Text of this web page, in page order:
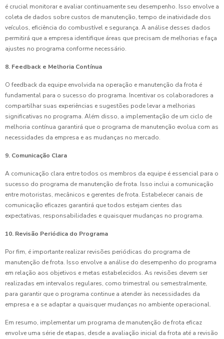
é crucial monitorar e avaliar continuamente seu desempenho. Isso envolve a
coleta de dados sobre custos de manutenção, tempo de inatividade dos
veículos, eficiência do combustível e segurança. A análise desses dados
permitirá que a empresa identifique áreas que precisam de melhorias e faça
ajustes no programa conforme necessário.
8. Feedback e Melhoria Contínua
O feedback da equipe envolvida na operação e manutenção da frota é
fundamental para o sucesso do programa. Incentivar os colaboradores a
compartilhar suas experiências e sugestões pode levar a melhorias
significativas no programa. Além disso, a implementação de um ciclo de
melhoria contínua garantirá que o programa de manutenção evolua com as
necessidades da empresa e as mudanças no mercado.
9. Comunicação Clara
A comunicação clara entre todos os membros da equipe é essencial para o
sucesso do programa de manutenção de frota. Isso inclui a comunicação
entre motoristas, mecânicos e gerentes de frota. Estabelecer canais de
comunicação eficazes garantirá que todos estejam cientes das
expectativas, responsabilidades e quaisquer mudanças no programa.
10. Revisão Periódica do Programa
Por fim, é importante realizar revisões periódicas do programa de
manutenção de frota. Isso envolve a análise do desempenho do programa
em relação aos objetivos e metas estabelecidos. As revisões devem ser
realizadas em intervalos regulares, como trimestral ou semestralmente,
para garantir que o programa continue a atender às necessidades da
empresa e a se adaptar a quaisquer mudanças no ambiente operacional.
Em resumo, implementar um programa de manutenção de frota eficaz
envolve uma série de etapas, desde a avaliação inicial da frota até a revisão